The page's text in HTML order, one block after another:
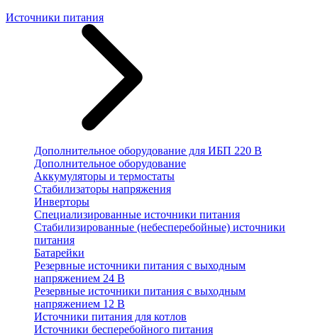
Источники питания
Дополнительное оборудование для ИБП 220 В
Дополнительное оборудование
Аккумуляторы и термостаты
Стабилизаторы напряжения
Инверторы
Специализированные источники питания
Стабилизированные (небесперебойные) источники
питания
Батарейки
Резервные источники питания с выходным
напряжением 24 В
Резервные источники питания с выходным
напряжением 12 В
Источники питания для котлов
Источники бесперебойного питания